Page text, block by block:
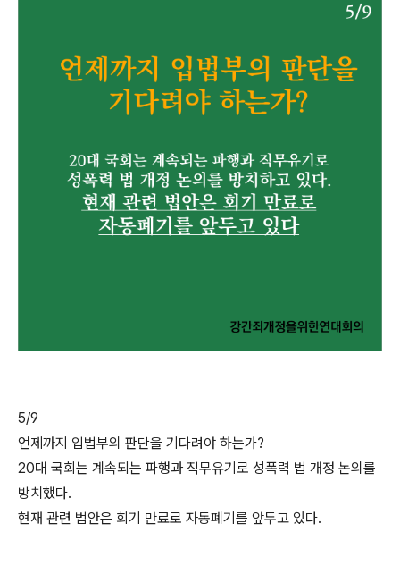
5/9
언제까지 입법부의 판단을 기다려야 하는가?
20대 국회는 계속되는 파행과 직무유기로 성폭력 법 개정 논의를
방치했다.
현재 관련 법안은 회기 만료로 자동폐기를 앞두고 있다.